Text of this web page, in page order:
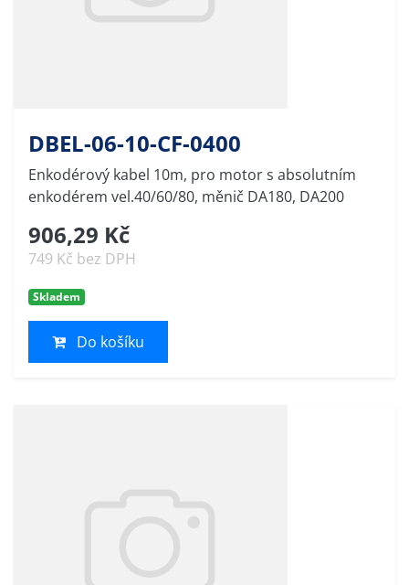
DBEL-06-10-CF-0400
Enkodérový kabel 10m, pro motor s absolutním
enkodérem vel.40/60/80, měnič DA180, DA200
906,29 Kč
749 Kč bez DPH
Skladem
Do košíku